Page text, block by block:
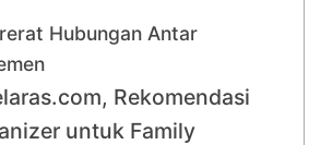
Hubungan Antar
Rekomendasi
untuk Family